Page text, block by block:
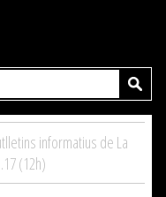
informatius de La
(12h)